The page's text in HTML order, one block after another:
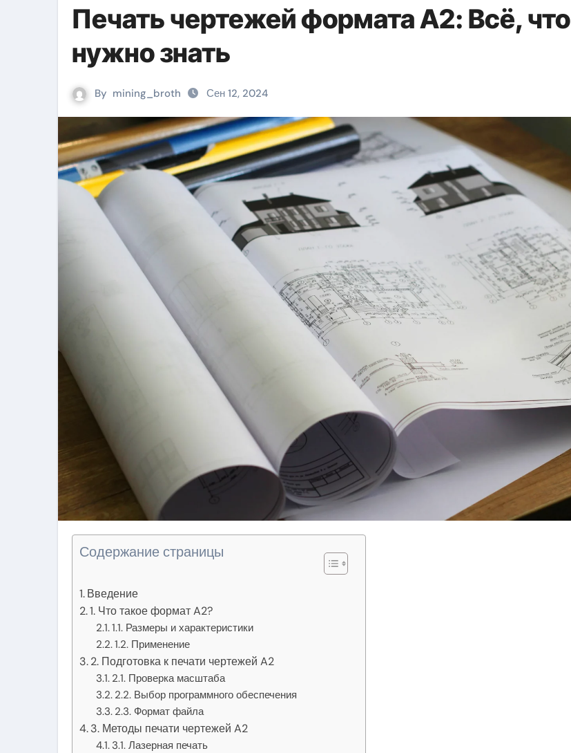
Печать чертежей формата A2: Всё, что
нужно знать
By mining_broth Сен 12, 2024
Содержание страницы
Введение
1. Что такое формат A2?
1.1. Размеры и характеристики
1.2. Применение
2. Подготовка к печати чертежей A2
2.1. Проверка масштаба
2.2. Выбор программного обеспечения
2.3. Формат файла
3. Методы печати чертежей A2
3.1. Лазерная печать